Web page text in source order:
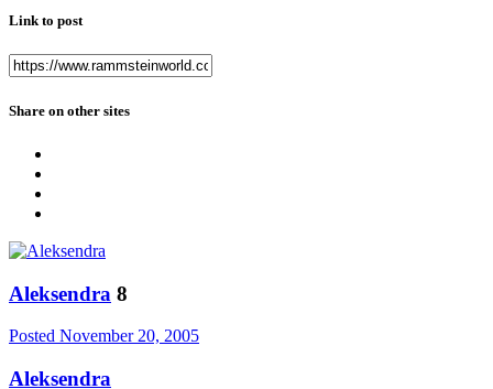
Link to post
Share on other sites
Aleksendra 8
Posted November 20, 2005
Aleksendra